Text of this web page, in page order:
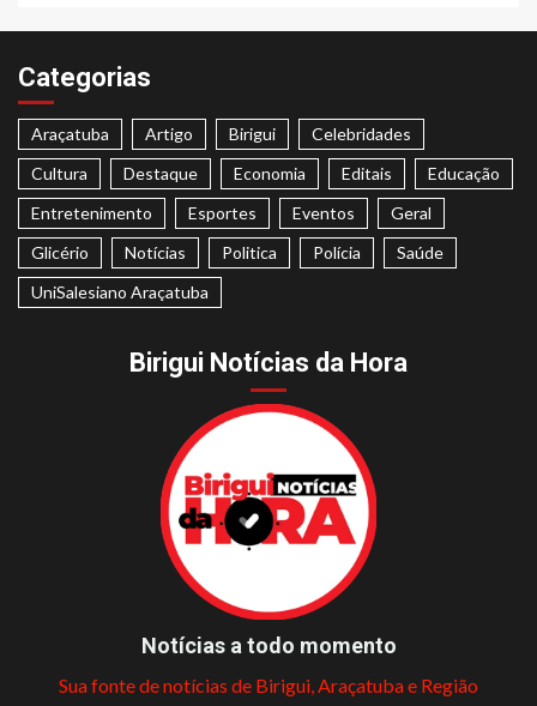
Categorias
Araçatuba Artigo Birigui
Celebridades
Cultura
Destaque Economia Editais
Educação
Entretenimento
Esportes Eventos
Geral
Glicério
Notícias Politica Polícia
Saúde
UniSalesiano Araçatuba
Birigui Notícias da Hora
Notícias a todo momento
Sua fonte de notícias de Birigui, Araçatuba e Região